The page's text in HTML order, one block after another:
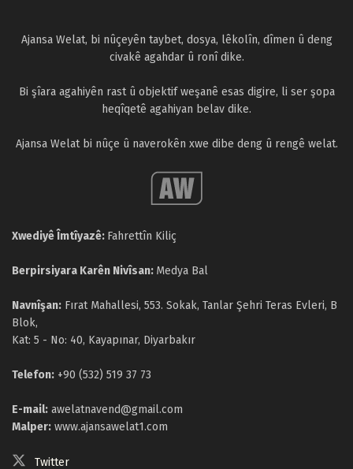
Ajansa Welat, bi nûçeyên taybet, dosya, lêkolîn, dîmen û deng
civakê agahdar û ronî dike.
Bi şîara agahiyên rast û objektif weşanê esas digire, li ser şopa
heqîqetê agahiyan belav dike.
Ajansa Welat bi nûçe û naverokên xwe dibe deng û rengê welat.
Xwediyê Îmtîyazê: Fahrettîn Kiliç
Berpirsiyara Karên Nivîsan: Medya Bal
Navnîşan: Fırat Mahallesi, 553. Sokak, Tanlar Şehri Teras Evleri, B
Blok,
Kat: 5 - No: 40, Kayapınar, Diyarbakır
Telefon: +90 (532) 519 37 73
E-mail: awelatnavend@gmail.com
Malper: www.ajansawelat1.com
Twitter